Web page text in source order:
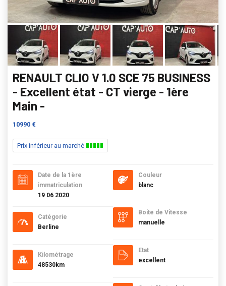
RENAULT CLIO V 1.0 SCE 75 BUSINESS
- Excellent état - CT vierge - 1ère
Main -
10990 €
Prix inférieur au marché
Date de la 1ère
immatriculation
19 06 2020
Catégorie
Berline
Kilométrage
48530km
Couleur
blanc
Boite de Vitesse
manuelle
Etat
excellent